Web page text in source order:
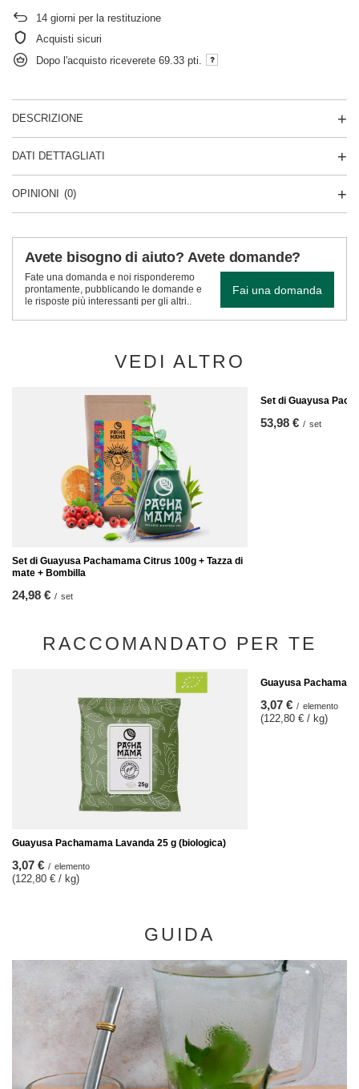
14 giorni per la restituzione
Acquisti sicuri
Dopo l'acquisto riceverete 69.33 pti.
DESCRIZIONE
DATI DETTAGLIATI
OPINIONI (0)
Avete bisogno di aiuto? Avete domande?
Fate una domanda e noi risponderemo
prontamente, pubblicando le domande e
le risposte più interessanti per gli altri..
Fai una domanda
VEDI ALTRO
Set di Guayusa Pachamama Citrus 100g + Tazza di
mate + Bombilla
24,98 € / set
Set di Guayusa
53,98 € / set
RACCOMANDATO PER TE
Guayusa Pachamama Lavanda 25 g (biologica)
3,07 € / elemento
(122,80 € / kg)
Guayusa
3,07 € / elemento
(122,80 € / kg)
GUIDA